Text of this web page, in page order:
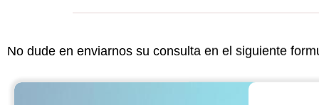
No dude en enviarnos su consulta en el siguiente